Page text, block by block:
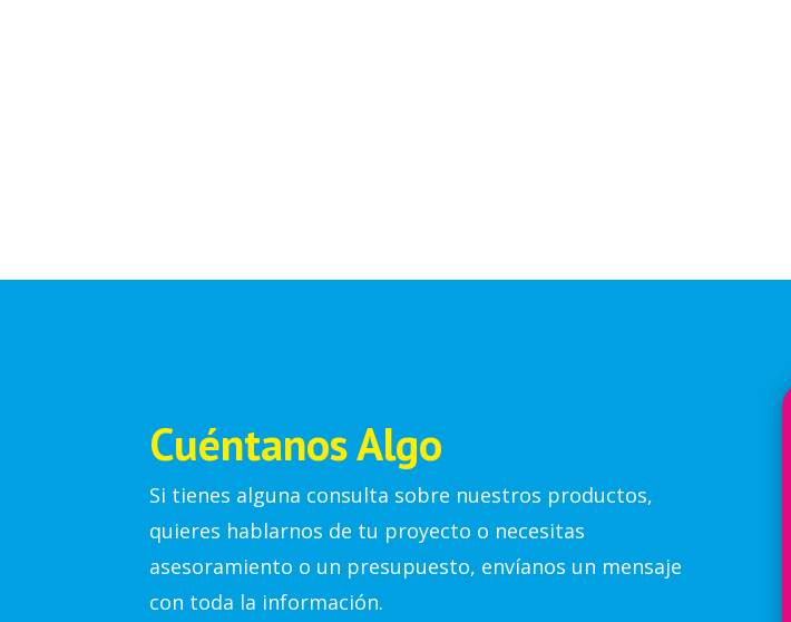
Cuéntanos Algo
Si tienes alguna consulta sobre nuestros productos,
quieres hablarnos de tu proyecto o necesitas
asesoramiento o un presupuesto, envíanos un mensaje
con toda la información.